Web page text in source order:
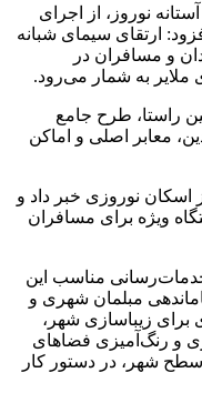
نوروز، از اجرای
ارتقای سیمای شبانه
و مسافران در
به شمار می‌رود.
راستا، طرح جامع
معابر اصلی و اماکن
اسکان نوروزی خبر داد و
ویژه برای مسافران
خدمات‌رسانی مناسب این
مبلمان شهری و
برای زیباسازی شهر،
و رنگ‌آمیزی فضاهای
شهر، در دستور کار